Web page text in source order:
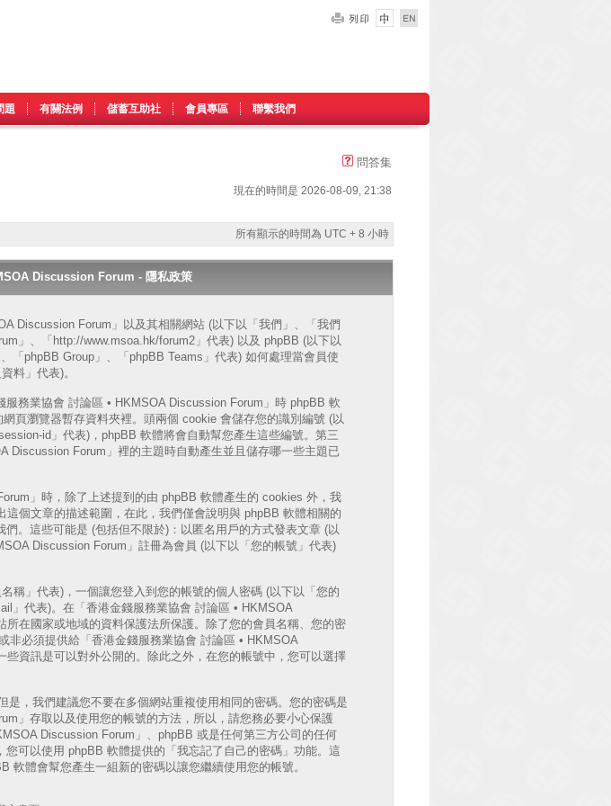
題 有關法例 儲蓄互助社 會員專區 聯繫我們
問答集
現在的時間是 2026-08-09, 21:38
所有顯示的時間為 UTC + 8 小時
Discussion Forum - 隱私政策
Discussion Forum」以及其相關網站 (以下以「我們」、「我們
」、「http://www.msoa.hk/forum2」代表) 以及 phpBB (以下以
「phpBB Group」、「phpBB Teams」代表) 如何處理當會員使
料」代表)。
務業協會 討論區 • HKMSOA Discussion Forum」時 phpBB 軟
頁瀏覽器暫存資料夾裡。頭兩個 cookie 會儲存您的識別編號 (以
id」代表)，phpBB 軟體將會自動幫您產生這些編號。第三
Discussion Forum」裡的主題時自動產生並且儲存哪一些主題已
」時，除了上述提到的由 phpBB 軟體產生的 cookies 外，我
個文章的描述範圍，在此，我們僅會說明與 phpBB 軟體相關的
。這些可能是 (包括但不限於)：以匿名用戶的方式發表文章 (以
Discussion Forum」註冊為會員 (以下以「您的帳號」代表)
稱」代表)，一個讓您登入到您的帳號的個人密碼 (以下以「您的
」代表)。在「香港金錢服務業協會 討論區 • HKMSOA
在國家或地域的資料保護法所保護。除了您的會員名稱、您的密
必須提供給「香港金錢服務業協會 討論區 • HKMSOA
資訊是可以對外公開的。除此之外，在您的帳號中，您可以選擇
，我們建議您不要在多個網站重複使用相同的密碼。您的密碼是
」存取以及使用您的帳號的方法，所以，請您務必要小心保護
Discussion Forum」、phpBB 或是任何第三方公司的任何
可以使用 phpBB 軟體提供的「我忘記了自己的密碼」功能。這
軟體會幫您產生一組新的密碼以讓您繼續使用您的帳號。